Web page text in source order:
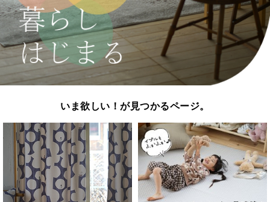
いま欲しい！が見つかるページ。